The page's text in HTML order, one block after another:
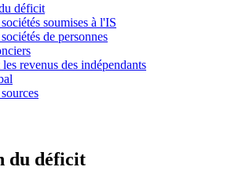
déficit
soumises à l'IS
de personnes
revenus des indépendants
du déficit